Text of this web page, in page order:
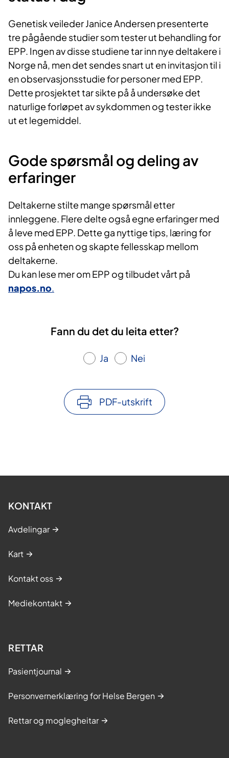
Genetisk veileder Janice Andersen presenterte
tre pågående studier som tester ut behandling for
EPP. Ingen av disse studiene tar inn nye deltakere i
Norge nå, men det sendes snart ut en invitasjon til i
en observasjonsstudie for personer med EPP.
Dette prosjektet tar sikte på å undersøke det
naturlige forløpet av sykdommen og tester ikke
ut et legemiddel.
Gode spørsmål og deling av
erfaringer
Deltakerne stilte mange spørsmål etter
innleggene. Flere delte også egne erfaringer med
å leve med EPP. Dette ga nyttige tips, læring for
oss på enheten og skapte fellesskap mellom
deltakerne.
Du kan lese mer om EPP og tilbudet vårt på
napos.no.
Fann du det du leita etter?
Ja Nei
PDF-utskrift
KONTAKT
Avdelingar
Kart
Kontakt oss
Mediekontakt
RETTAR
Pasientjournal
Personvernerklæring for Helse Bergen
Rettar og moglegheitar